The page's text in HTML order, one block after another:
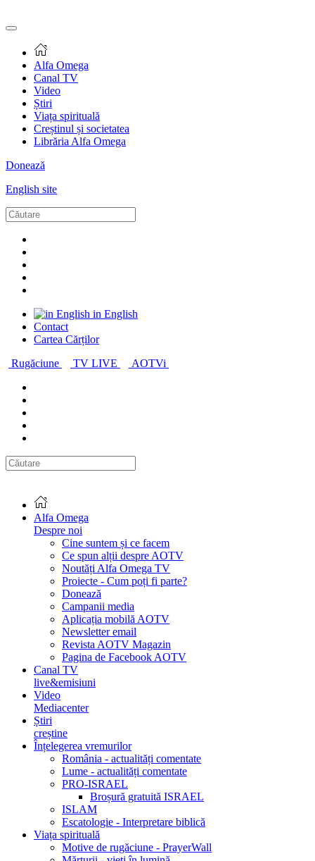
Alfa Omega
Canal TV
Video
Știri
Viața spirituală
Creștinul și societatea
Librăria Alfa Omega
Donează
English site
in English
Contact
Cartea Cărților
Rugăciune
TV LIVE AOTVi
Alfa Omega
Despre noi
Cine suntem și ce facem
Ce spun alții despre AOTV
Noutăți Alfa Omega TV
Proiecte - Cum poți fi parte?
Donează
Campanii media
Aplicația mobilă AOTV
Newsletter email
Revista AOTV Magazin
Pagina de Facebook AOTV
Canal TV
live&emisiuni
Video
Mediacenter
Știri
creștine
Înțelegerea vremurilor
România - actualități comentate
Lume - actualități comentate
PRO-ISRAEL
Broșură gratuită ISRAEL
ISLAM
Escatologie - Interpretare biblică
Viața spirituală
Motive de rugăciune - PrayerWall